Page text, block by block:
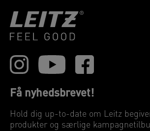
Få nyhedsbrevet!
Hold dig up-to-date om Leitz
produkter og særlige